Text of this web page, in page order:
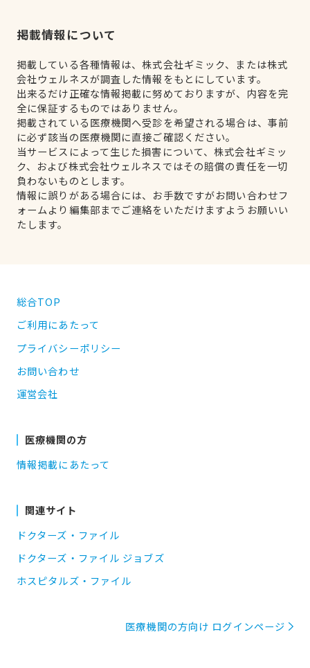
掲載情報について
掲載している各種情報は、株式会社ギミック、または株式
会社ウェルネスが調査した情報をもとにしています。
出来るだけ正確な情報掲載に努めておりますが、内容を完
全に保証するものではありません。
掲載されている医療機関へ受診を希望される場合は、事前
に必ず該当の医療機関に直接ご確認ください。
当サービスによって生じた損害について、株式会社ギミッ
ク、および株式会社ウェルネスではその賠償の責任を一切
負わないものとします。
情報に誤りがある場合には、お手数ですがお問い合わせフ
ォームより編集部までご連絡をいただけますようお願いい
たします。
総合TOP
ご利用にあたって
プライバシーポリシー
お問い合わせ
運営会社
医療機関の方
情報掲載にあたって
関連サイト
ドクターズ・ファイル
ドクターズ・ファイル ジョブズ
ホスピタルズ・ファイル
医療機関の方向け ログインページ